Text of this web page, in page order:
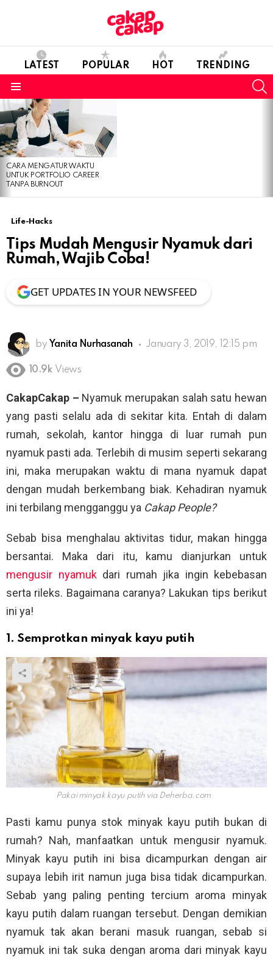
LATEST POPULAR HOT TRENDING
LATEST
STORIES
CARA MENGATUR WAKTU
UNTUK PORTFOLIO CAREER
TANPA BURNOUT
Life-Hacks
Tips Mudah Mengusir Nyamuk dari
Rumah, Wajib Coba!
GET UPDATES IN YOUR NEWSFEED
by Yanita Nurhasanah January 3, 2019, 12:15 pm
10.9k Views
CakapCakap – Nyamuk merupakan salah satu hewan
yang pasti selalu ada di sekitar kita. Entah di dalam
rumah, sekolah, kantor hingga di luar rumah pun
nyamuk pasti ada. Terlebih di musim seperti sekarang
ini, maka merupakan waktu di mana nyamuk dapat
dengan mudah berkembang biak. Kehadiran nyamuk
ini terbilang mengganggu ya Cakap People?
Sebab bisa menghalau aktivitas tidur, makan hingga
bersantai. Maka dari itu, kamu dianjurkan untuk
mengusir nyamukdari rumah jika ingin kebebasan
serta rileks. Bagaimana caranya? Lakukan tips berikut
ini ya!
1. Semprotkan minyak kayu putih
Pakai minyak kayu putih via Deherba.com
Pasti kamu punya stok minyak kayu putih bukan di
rumah? Nah, manfaatkan untuk mengusir nyamuk.
Minyak kayu putih ini bisa dicampurkan dengan air
supaya lebih irit namun juga bisa tidak dicampurkan.
Sebab yang paling penting tercium aroma minyak
kayu putih dalam ruangan tersebut. Dengan demikian
nyamuk tak akan berani masuk ruangan, sebab si
nyamuk ini tak suka dengan aroma dari minyak kayu